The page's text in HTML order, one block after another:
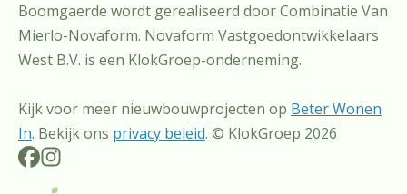
Boomgaerde wordt gerealiseerd door Combinatie Van
Mierlo-Novaform. Novaform Vastgoedontwikkelaars
West B.V. is een KlokGroep-onderneming.
Kijk voor meer nieuwbouwprojecten op Beter Wonen
In. Bekijk ons privacy beleid. © KlokGroep 2026